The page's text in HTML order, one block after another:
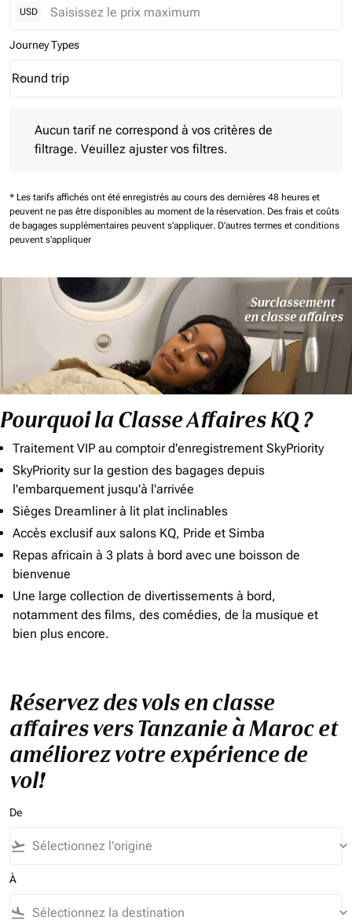
USD
Journey Types
Journey Types option Round trip Selected
Round trip
keyboard_arrow_down
Aucun tarif ne correspond à vos critères de
filtrage. Veuillez ajuster vos filtres.
* Les tarifs affichés ont été enregistrés au cours des dernières 48 heures et
peuvent ne pas être disponibles au moment de la réservation. Des frais et coûts
de bagages supplémentaires peuvent s'appliquer. D'autres termes et conditions
peuvent s'appliquer
Pourquoi la Classe Affaires KQ ?
Traitement VIP au comptoir d'enregistrement SkyPriority
SkyPriority sur la gestion des bagages depuis
l'embarquement jusqu'à l'arrivée
Sièges Dreamliner à lit plat inclinables
Accès exclusif aux salons KQ, Pride et Simba
Repas africain à 3 plats à bord avec une boisson de
bienvenue
Une large collection de divertissements à bord,
notamment des films, des comédies, de la musique et
bien plus encore.
Réservez des vols en classe
affaires vers Tanzanie à Maroc et
améliorez votre expérience de
vol!
De
flight_takeoff keyboard_arrow_down
À
flight_land keyboard_arrow_down